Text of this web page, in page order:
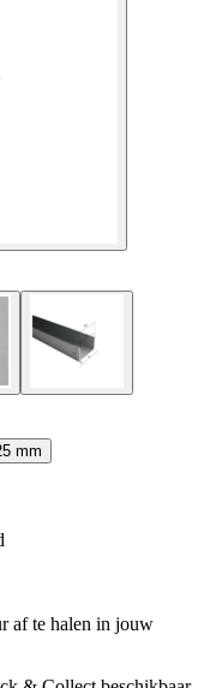
mm
af te halen in jouw